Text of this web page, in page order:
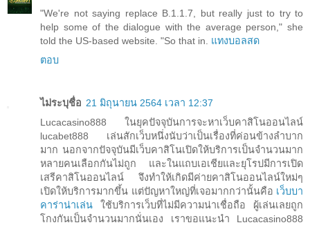
"We're not saying replace B.1.1.7, but really just to try to
help some of the dialogue with the average person," she
told the US-based website. "So that in. แทงบอลสด
ตอบ
ไม่ระบุชื่อ 21 มิถุนายน 2564 เวลา 12:37
Lucacasino888 ในยุคปัจจุบันการจะหาเว็บคาสิโนออนไลน์
lucabet888 เล่นสักเว็บหนึ่งนับว่าเป็นเรื่องที่ค่อนข้างลำบาก
มาก นอกจากปัจจุบันมีเว็บคาสิโนเปิดให้บริการเป็นจำนวนมาก
หลายคนเลือกกันไม่ถูก และในแถบเอเชียและยุโรปมีการเปิด
เสรีคาสิโนออนไลน์ จึงทำให้เกิดมีค่ายคาสิโนออนไลน์ใหม่ๆ
เปิดให้บริการมากขึ้น แต่ปัญหาใหญ่ที่เจอมากกว่านั้นคือ เว็บบา
คาร่าน่าเล่น ใช้บริการเว็บที่ไม่มีความน่าเชื่อถือ ผู้เล่นเลยถูก
โกงกันเป็นจำนวนมากนั่นเอง เราขอแนะนำ Lucacasino888